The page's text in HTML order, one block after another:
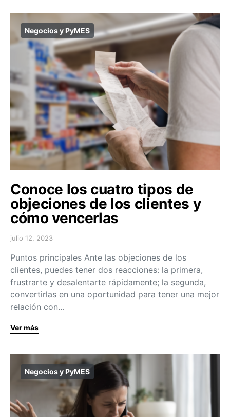
Negocios y PyMES
Conoce los cuatro tipos de
objeciones de los clientes y
cómo vencerlas
julio 12, 2023
Puntos principales Ante las objeciones de los
clientes, puedes tener dos reacciones: la primera,
frustrarte y desalentarte rápidamente; la segunda,
convertirlas en una oportunidad para tener una mejor
relación con…
Ver más
Negocios y PyMES